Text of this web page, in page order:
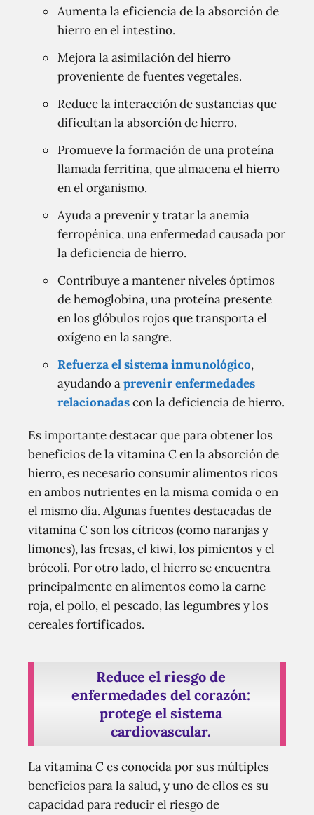
Aumenta la eficiencia de la absorción de
hierro en el intestino.
Mejora la asimilación del hierro
proveniente de fuentes vegetales.
Reduce la interacción de sustancias que
dificultan la absorción de hierro.
Promueve la formación de una proteína
llamada ferritina, que almacena el hierro
en el organismo.
Ayuda a prevenir y tratar la anemia
ferropénica, una enfermedad causada por
la deficiencia de hierro.
Contribuye a mantener niveles óptimos
de hemoglobina, una proteína presente
en los glóbulos rojos que transporta el
oxígeno en la sangre.
Refuerza el sistema inmunológico,
ayudando aprevenir enfermedades
relacionadascon la deficiencia de hierro.
Es importante destacar que para obtener los
beneficios de la vitamina C en la absorción de
hierro, es necesario consumir alimentos ricos
en ambos nutrientes en la misma comida o en
el mismo día. Algunas fuentes destacadas de
vitamina C son los cítricos (como naranjas y
limones), las fresas, el kiwi, los pimientos y el
brócoli. Por otro lado, el hierro se encuentra
principalmente en alimentos como la carne
roja, el pollo, el pescado, las legumbres y los
cereales fortificados.
Reduce el riesgo de
enfermedades del corazón:
protege el sistema
cardiovascular.
La vitamina C es conocida por sus múltiples
beneficios para la salud, y uno de ellos es su
capacidad para reducir el riesgo de